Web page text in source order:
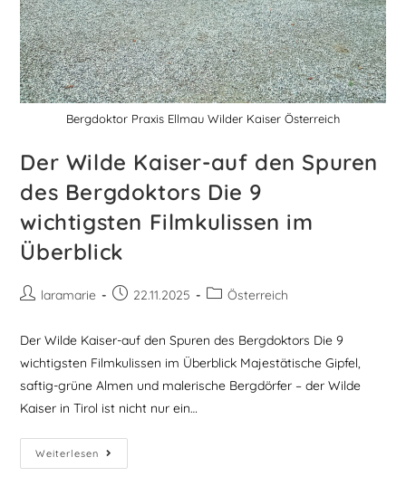
Bergdoktor Praxis Ellmau Wilder Kaiser Österreich
Der Wilde Kaiser-auf den Spuren
des Bergdoktors Die 9
wichtigsten Filmkulissen im
Überblick
laramarie 22.11.2025 Österreich
Der Wilde Kaiser-auf den Spuren des Bergdoktors Die 9
wichtigsten Filmkulissen im Überblick Majestätische Gipfel,
saftig-grüne Almen und malerische Bergdörfer – der Wilde
Kaiser in Tirol ist nicht nur ein…
Weiterlesen